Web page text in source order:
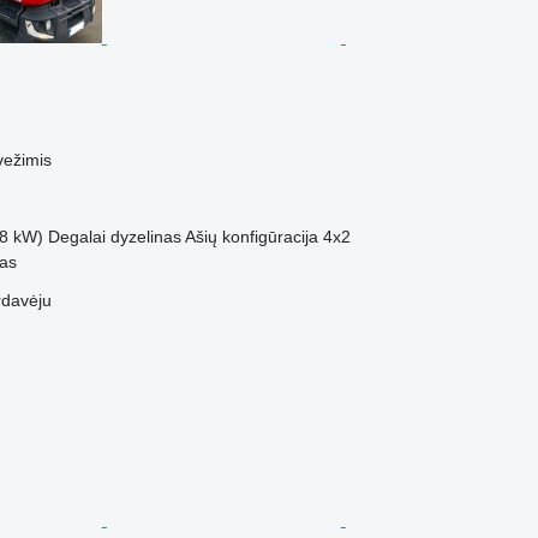
kW) Degalai dyzelinas Ašių konfigūracija 4x2